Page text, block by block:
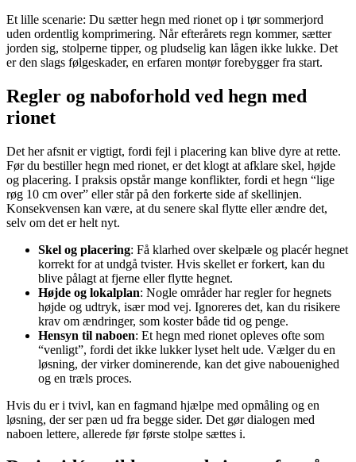
Et lille scenarie: Du sætter hegn med rionet op i tør sommerjord
uden ordentlig komprimering. Når efterårets regn kommer, sætter
jorden sig, stolperne tipper, og pludselig kan lågen ikke lukke. Det
er den slags følgeskader, en erfaren montør forebygger fra start.
Regler og naboforhold ved hegn med
rionet
Det her afsnit er vigtigt, fordi fejl i placering kan blive dyre at rette.
Før du bestiller hegn med rionet, er det klogt at afklare skel, højde
og placering. I praksis opstår mange konflikter, fordi et hegn “lige
røg 10 cm over” eller står på den forkerte side af skellinjen.
Konsekvensen kan være, at du senere skal flytte eller ændre det,
selv om det er helt nyt.
Skel og placering: Få klarhed over skelpæle og placér hegnet
korrekt for at undgå tvister. Hvis skellet er forkert, kan du
blive pålagt at fjerne eller flytte hegnet.
Højde og lokalplan: Nogle områder har regler for hegnets
højde og udtryk, især mod vej. Ignoreres det, kan du risikere
krav om ændringer, som koster både tid og penge.
Hensyn til naboen: Et hegn med rionet opleves ofte som
“venligt”, fordi det ikke lukker lyset helt ude. Vælger du en
løsning, der virker dominerende, kan det give nabouenighed
og en træls proces.
Hvis du er i tvivl, kan en fagmand hjælpe med opmåling og en
løsning, der ser pæn ud fra begge sider. Det gør dialogen med
naboen lettere, allerede før første stolpe sættes i.